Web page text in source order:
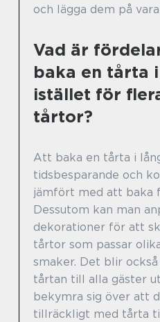
och lägga dem på
Vad är
baka en tårta
istället för
tårtor?
Att baka en tårta i
tidsbesparande och
jämfört med att baka
Dessutom kan man
dekorationer för att
tårtor som passar
smaker. Det blir
tårtan till alla gäster
bekymra sig över att
tillräckligt med tårta